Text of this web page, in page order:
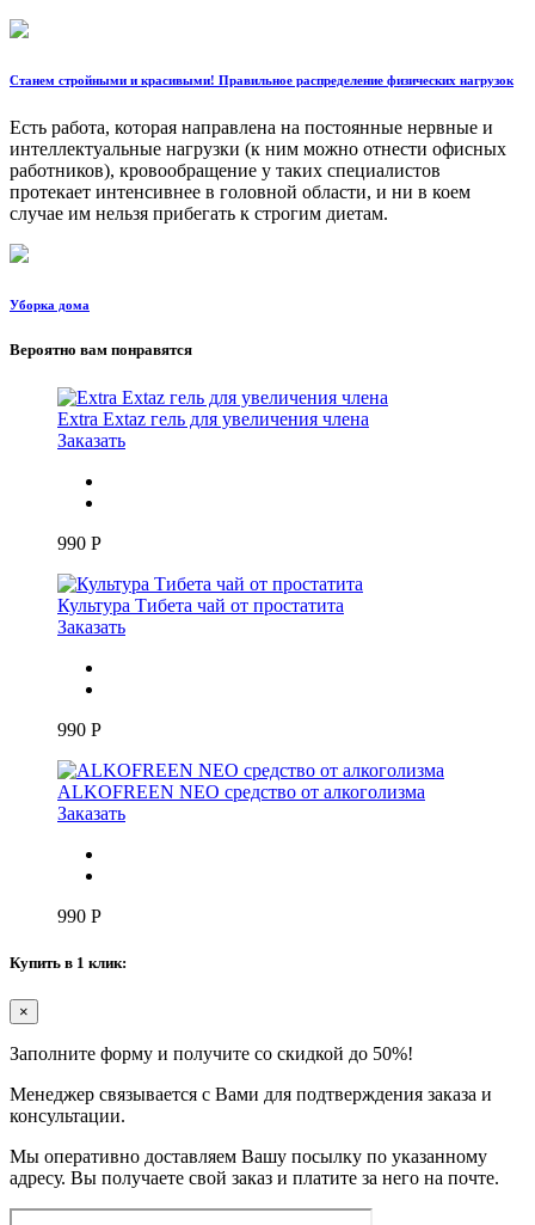
Станем стройными и красивыми! Правильное распределение физических нагрузок
Есть работа, которая направлена на постоянные нервные и
интеллектуальные нагрузки (к ним можно отнести офисных
работников), кровообращение у таких специалистов
протекает интенсивнее в головной области, и ни в коем
случае им нельзя прибегать к строгим диетам.
Уборка дома
Вероятно вам понравятся
Extra Extaz гель для увеличения члена
Заказать
990 Р
Культура Тибета чай от простатита
Заказать
990 Р
ALKOFREEN NEO средство от алкоголизма
Заказать
990 Р
Купить в 1 клик:
×
Заполните форму и получите со скидкой до 50%!
Менеджер связывается с Вами для подтверждения заказа и
консультации.
Мы оперативно доставляем Вашу посылку по указанному
адресу. Вы получаете свой заказ и платите за него на почте.